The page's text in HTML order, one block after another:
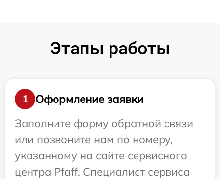
Этапы работы
1
Оформление заявки
Заполните форму обратной связи
или позвоните нам по номеру,
указанному на сайте сервисного
центра Pfaff. Специалист сервиса